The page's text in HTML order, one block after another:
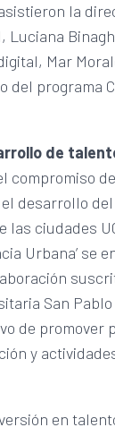
la
Luciana
Mar
del programa
de
compromiso
desarrollo
las ciudades
Urbana’ se
San Pablo
de promover
y
en